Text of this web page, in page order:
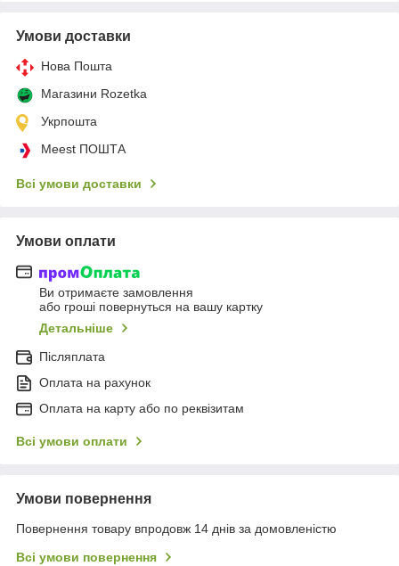
Умови доставки
Нова Пошта
Магазини Rozetka
Укрпошта
Meest ПОШТА
Всі умови доставки
Умови оплати
Ви отримаєте замовлення
або гроші повернуться на вашу картку
Детальніше
Післяплата
Оплата на рахунок
Оплата на карту або по реквізитам
Всі умови оплати
Умови повернення
Повернення товару впродовж 14 днів за домовленістю
Всі умови повернення